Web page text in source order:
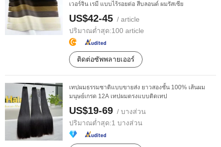
เวอร์จิน เรมี แบบไร้รอยต่อ สีบลอนด์ ผมรัสเซีย
US$42-45 / article
ปริมาณต่ำสุด:100 article
ติดต่อซัพพลายเออร์
เทปผมธรรมชาติแบบขายส่ง ยาวสองชั้น 100% เส้นผม
มนุษย์เกรด 12A เทปผมตรงแบบติดเทป
US$19-69 / บางส่วน
ปริมาณต่ำสุด:1 บางส่วน